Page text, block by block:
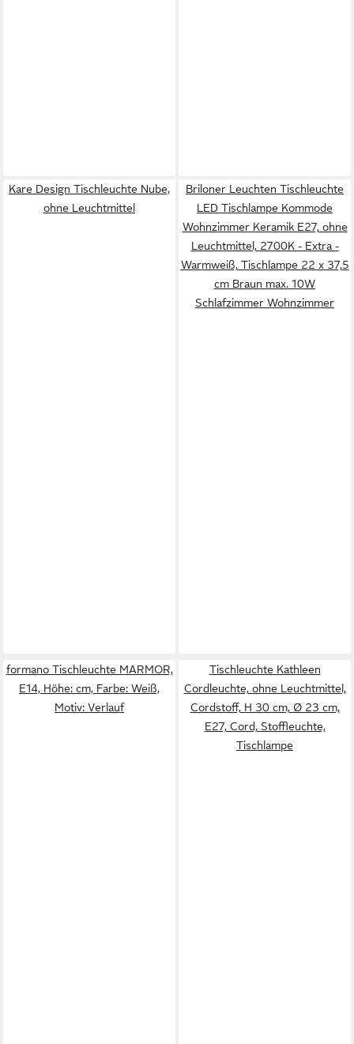
Kare Design Tischleuchte Nube,
ohne Leuchtmittel
Briloner Leuchten Tischleuchte
LED Tischlampe Kommode
Wohnzimmer Keramik E27, ohne
Leuchtmittel, 2700K - Extra -
Warmweiß, Tischlampe 22 x 37,5
cm Braun max. 10W
Schlafzimmer Wohnzimmer
formano Tischleuchte MARMOR,
E14, Höhe: cm, Farbe: Weiß,
Motiv: Verlauf
Tischleuchte Kathleen
Cordleuchte, ohne Leuchtmittel,
Cordstoff, H 30 cm, Ø 23 cm,
E27, Cord, Stoffleuchte,
Tischlampe